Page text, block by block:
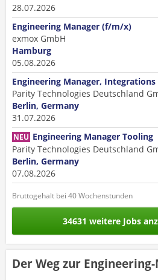
28.07.2026
Engineering Manager (f/m/x)
exmox GmbH
Hamburg
05.08.2026
Engineering Manager, Integrations
Parity Technologies Deutschland
Berlin, Germany
31.07.2026
NEU Engineering Manager Tooling
Parity Technologies Deutschland
Berlin, Germany
07.08.2026
Bruttogehalt bei 40 Wochenstunden
34631 weitere Jobs
Der Weg zur